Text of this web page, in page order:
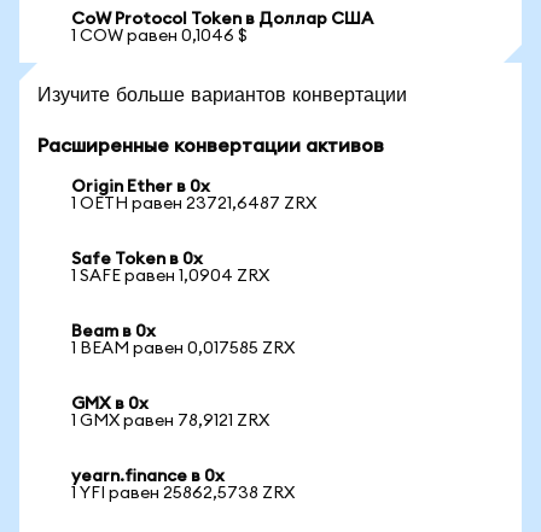
CoW Protocol Token в Доллар США
1 COW равен 0,1046 $
Изучите больше вариантов конвертации
Расширенные конвертации активов
Origin Ether в 0x
1 OETH равен 23721,6487 ZRX
Safe Token в 0x
1 SAFE равен 1,0904 ZRX
Beam в 0x
1 BEAM равен 0,017585 ZRX
GMX в 0x
1 GMX равен 78,9121 ZRX
yearn.finance в 0x
1 YFI равен 25862,5738 ZRX